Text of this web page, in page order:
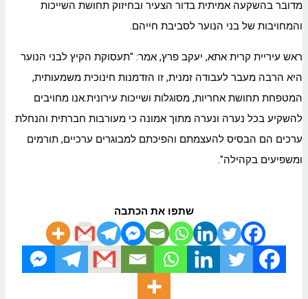
מדובר בהשקעה אמיתית בדור הצעיר ובחיזוק תחושת השייכות
והמחויבות של בני הנוער לסביבת חייהם.
ראש עיריית קרית אתא, יעקב פרץ, אמר: "תעסוקת הקיץ לבני הנוער
היא הרבה מעבר לעבודה זמנית, זו הזדמנות חינוכית משמעותית,
המטפחת תחושת אחריות, מסוגלות ושייכות עירונית.אנו מחויבים
להשקיע בכל נערה ונערה מתוך אמונה כי מעורבות חברתית והנחלת
ערכים הם הבסיס להעצמתם והפיכתם למבוגרים ערכיים, תורמים
ומשפיעים בקהילה".
שתפו את הכתבה